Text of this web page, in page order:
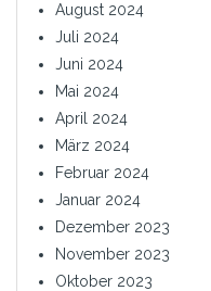
August 2024
Juli 2024
Juni 2024
Mai 2024
April 2024
März 2024
Februar 2024
Januar 2024
Dezember 2023
November 2023
Oktober 2023